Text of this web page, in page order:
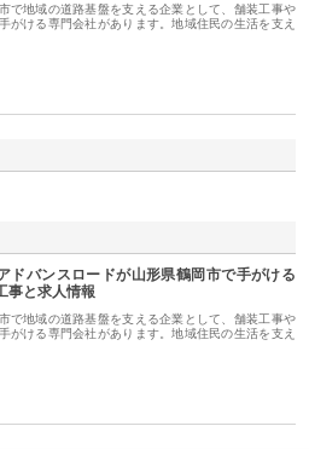
で地域の道路基盤を支える企業として、舗装工事や
がける専門会社があります。地域住民の生活を支え
ドバンスロードが山形県鶴岡市で手がける
事と求人情報
で地域の道路基盤を支える企業として、舗装工事や
がける専門会社があります。地域住民の生活を支え